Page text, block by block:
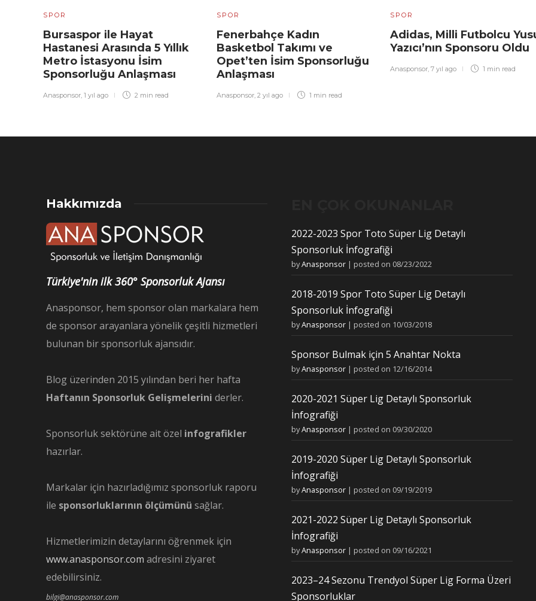
SPOR
Bursaspor ile Hayat
Hastanesi Arasında 5 Yıllık
Metro İstasyonu İsim
Sponsorluğu Anlaşması
Anasponsor 1 yıl ago 2 min read
SPOR
Fenerbahçe Kadın
Basketbol Takımı ve
Opet’ten İsim Sponsorluğu
Anlaşması
Anasponsor 2 yıl ago 1 min read
SPOR
Adidas, Milli Futbolcu
Yazıcı’nın Sponsoru Oldu
Anasponsor 7 yıl ago 1 min read
Hakkımızda
Türkiye'nin ilk 360° Sponsorluk Ajansı
Anasponsor, hem sponsor olan markalara hem
de sponsor arayanlara yönelik çeşitli hizmetleri
bulunan bir sponsorluk ajansıdır.
Blog üzerinden 2015 yılından beri her hafta
Haftanın Sponsorluk Gelişmelerini derler.
Sponsorluk sektörüne ait özel infografikler
hazırlar.
Markalar için hazırladığımız sponsorluk raporu
ile sponsorluklarının ölçümünü sağlar.
Hizmetlerimizin detaylarını öğrenmek için
www.anasponsor.com adresini ziyaret
edebilirsiniz.
bilgi@anasponsor.com
2022-2023 Spor Toto Süper Lig Detaylı
Sponsorluk İnfografiği
byAnasponsor | posted on 08/23/2022
2018-2019 Spor Toto Süper Lig Detaylı
Sponsorluk İnfografiği
byAnasponsor | posted on 10/03/2018
Sponsor Bulmak için 5 Anahtar Nokta
byAnasponsor | posted on 12/16/2014
2020-2021 Süper Lig Detaylı Sponsorluk
İnfografiği
byAnasponsor | posted on 09/30/2020
2019-2020 Süper Lig Detaylı Sponsorluk
İnfografiği
byAnasponsor | posted on 09/19/2019
2021-2022 Süper Lig Detaylı Sponsorluk
İnfografiği
byAnasponsor | posted on 09/16/2021
2023–24 Sezonu Trendyol Süper Lig Forma Üzeri
Sponsorluklar